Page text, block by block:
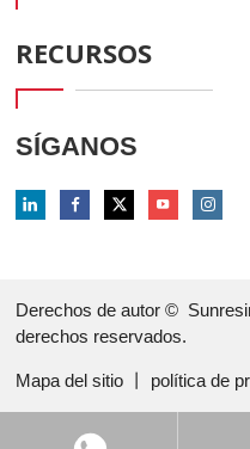
RECURSOS
SÍGANOS
Derechos de autor ©
derechos reservados.
Mapa del sitio política de